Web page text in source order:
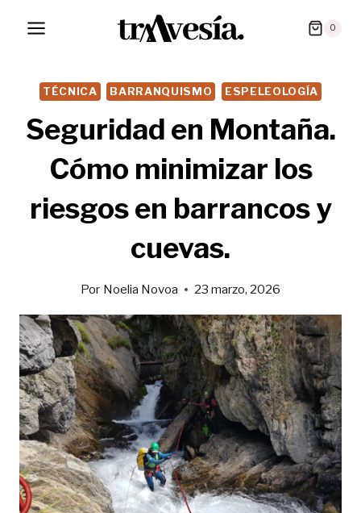
0
TÉCNICA BARRANQUISMO ESPELEOLOGÍA
Seguridad en Montaña.
Cómo minimizar los
riesgos en barrancos y
cuevas.
Por Noelia Novoa 23 marzo, 2026